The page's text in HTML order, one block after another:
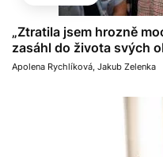
„Ztratila jsem hrozně
zasáhl do života svých
Apolena Rychlíková Jakub Zelenka